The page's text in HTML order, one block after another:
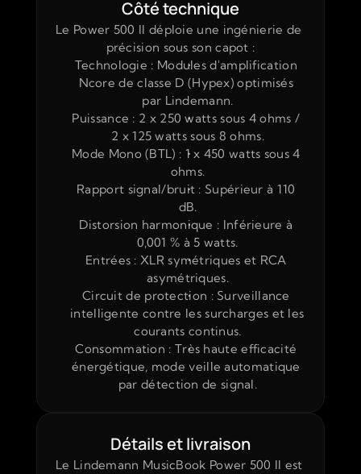
Le Power 500 II déploie une ingénierie de
précision sous son capot :
Technologie : Modules d'amplification
Ncore de classe D (Hypex) optimisés
par Lindemann.
Puissance : 2 x 250 watts sous 4 ohms /
2 x 125 watts sous 8 ohms.
Mode Mono (BTL) : 1 x 450 watts sous 4
ohms.
Rapport signal/bruit : Supérieur à 110
dB.
Distorsion harmonique : Inférieure à
0,001 % à 5 watts.
Entrées : XLR symétriques et RCA
asymétriques.
Circuit de protection : Surveillance
intelligente contre les surcharges et les
courants continus.
Consommation : Très haute efficacité
énergétique, mode veille automatique
par détection de signal.
Côté technique
Le Lindemann MusicBook Power 500 II est
Détails et livraison